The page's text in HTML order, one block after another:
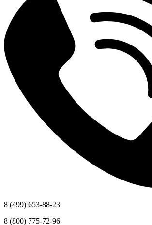
8 (499) 653-88-23
8 (800) 775-72-96